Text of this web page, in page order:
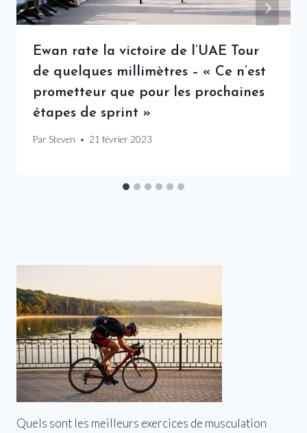
Ewan rate la victoire de l’UAE Tour
de quelques millimètres – « Ce n’est
prometteur que pour les prochaines
étapes de sprint »
Par Steven 21 février 2023
Quels sont les meilleurs exercices de musculation